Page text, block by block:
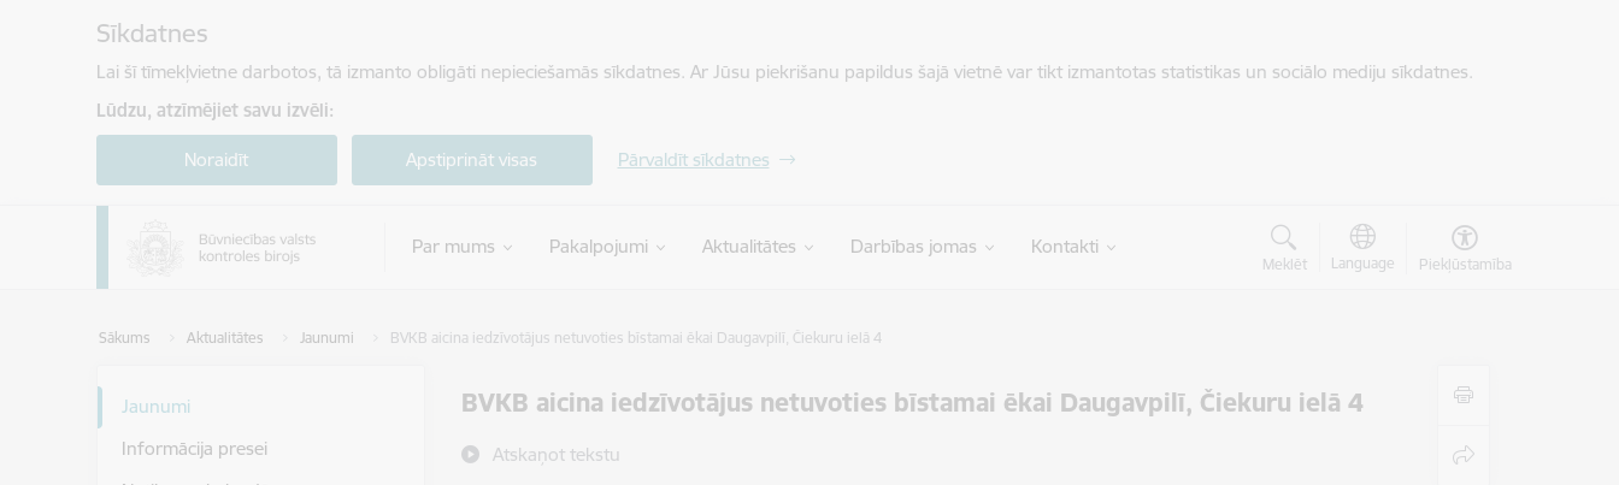
Sīkdatnes
Lai šī tīmekļvietne darbotos, tā izmanto obligāti nepieciešamās sīkdatnes. Ar Jūsu piekrišanu papildus šajā vietnē var tikt izmantotas statistikas un sociālo mediju sīkdatnes.
Lūdzu, atzīmējiet savu izvēli:
Noraidīt Apstiprināt visas Pārvaldīt sīkdatnes
Par mums Pakalpojumi Aktualitātes Darbības jomas Kontakti
Meklēt Language Piekļūstamība
Sākums Aktualitātes Jaunumi BVKB aicina iedzīvotājus netuvoties bīstamai ēkai Daugavpilī, Čiekuru ielā 4
BVKB aicina iedzīvotājus netuvoties bīstamai ēkai Daugavpilī, Čiekuru ielā 4
Atskaņot tekstu
Jaunumi
Informācija presei